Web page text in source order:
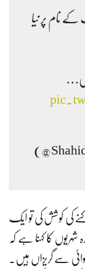
کے نام پر نیا
کی کوشش کی تو ایک
کا کہنا ہے کہ
سے گریزاں ہیں۔